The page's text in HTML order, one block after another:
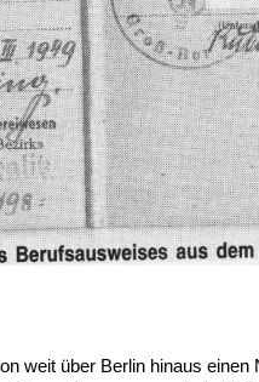
weit über Berlin hinaus